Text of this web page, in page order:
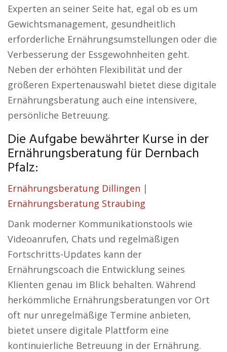
Experten an seiner Seite hat, egal ob es um
Gewichtsmanagement, gesundheitlich
erforderliche Ernährungsumstellungen oder die
Verbesserung der Essgewohnheiten geht.
Neben der erhöhten Flexibilität und der
größeren Expertenauswahl bietet diese digitale
Ernährungsberatung auch eine intensivere,
persönliche Betreuung.
Die Aufgabe bewährter Kurse in der
Ernährungsberatung für Dernbach
Pfalz:
Ernährungsberatung Dillingen |
Ernährungsberatung Straubing
Dank moderner Kommunikationstools wie
Videoanrufen, Chats und regelmäßigen
Fortschritts-Updates kann der
Ernährungscoach die Entwicklung seines
Klienten genau im Blick behalten. Während
herkömmliche Ernährungsberatungen vor Ort
oft nur unregelmäßige Termine anbieten,
bietet unsere digitale Plattform eine
kontinuierliche Betreuung in der Ernährung.